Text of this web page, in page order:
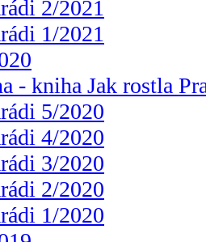
2/2021
1/2021
- kniha Jak rostla
5/2020
4/2020
3/2020
2/2020
1/2020